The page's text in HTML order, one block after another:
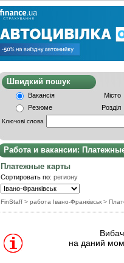
Швидкий
Вакансія
Місто
Резюме
Розділ
Ключові слова
Работа и вакансии:
Платежные карты
Сортировать по: региону
FinStaff > работа Івано-Франківськ >
на даний